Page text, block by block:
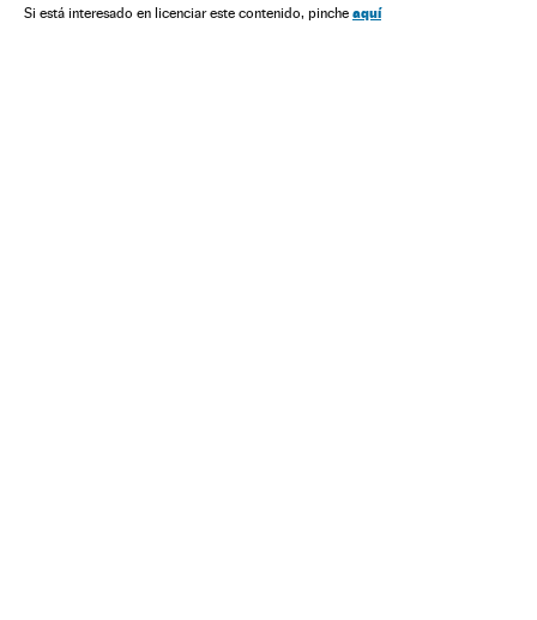
Si está interesado en licenciar este contenido, pinche aquí